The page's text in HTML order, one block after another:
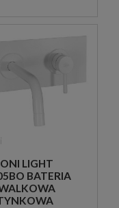
LIGHT
BATERIA